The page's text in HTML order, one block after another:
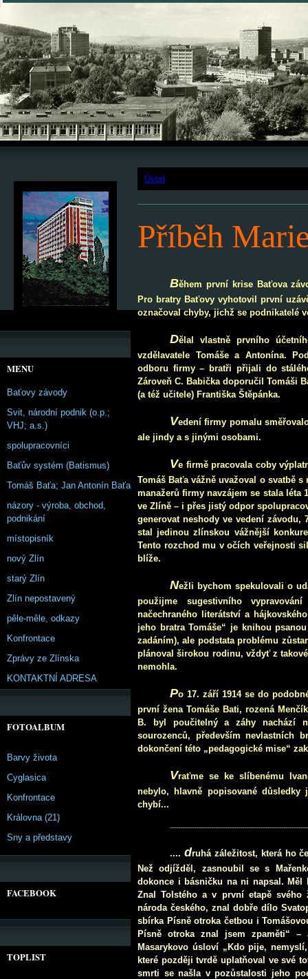
Jdi na obsah
Jdi na menu
Úvod
Příběh
Během první krise Baťova
Pro bratry Baťovy vyhotovil první
označoval chyby, jichž se podnikatelé
Dělal vlastně prvního
vzdělavatele Tomáše a Antonína.
odboru firmy – bratři přijali do
Zároveň C. Babička doporučil Tomáši
(a též učitele) Františka Štěpánka.
Vedení firmy pomalu
ale jindy a s jinými osobami.
Ve firmě pracovala coby
Tomáš Baťa vážně uvažoval o svatbě
manažerů firmy navzájem se stala léta
ve Zlíně – i přes jistý odpor
generovat neshody ve vedení závodu,
stal jedinou zlínskou vážnější
Tento rozchod mu v očích veřejnosti
blíže.
Nežli bychom spekulovali o
použijme sugestivního
načechraného literátství a
jeho bratra Tomáše“ je knihou
zadáním), ale podstata problému
plánoval širokou rodinu, vždyť z
nemohla.
Po 17. září 1914 se do
první žena Tomáše Bati, rozená
B. byl poučitelný a záhy nachází
sourozenců, především nevlastních
dokončení této „pedagogické mise“
Vraťme se ke slíbenému
nebylo, hlavně popisované
chybí...
....druhá záležitost, která ho
Než odjížděl, zasnoubil se s
dokonce i básničku na ni napsal.
Znal Tolstého a v první etapě
národa českého, znal dobře dílo
sbírka Písně otroka četbou i
Písně otroka znal jsem zpaměti“ –
Masarykovo úsloví „Kdo pije,
které později tvrdě uplatňoval ve své
smrti se našla v pozůstalosti jeho
MENU
Baťovy závody
Svit, národní podnik (o.p.;
VHJ; a.s.)
spolupracovníci
Baťův systém (Batismus)
Tomáš Baťa; Jan Antonín Baťa
názory - výroba, obchod,
podnikání
místopisník
nový Zlín
starý Zlín
Zlín nepostavený
pêle-mêle, odkazy
Konfrontace
Zprávy ze Zlínska
KONTAKTNÍ ADRESA
FOTOALBUM
Barvy života
Cyglasica
Konfrontace
Královna (21)
Sny a představy
FACEBOOK
TOPLIST